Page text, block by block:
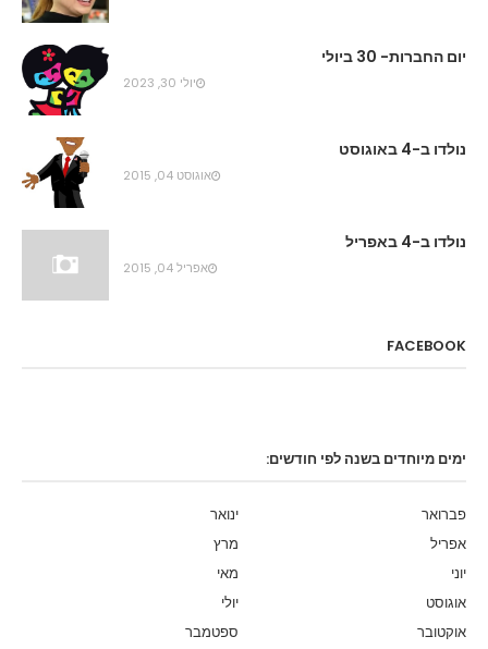
יום החברות- 30 ביולי
יולי 30, 2023
נולדו ב-4 באוגוסט
אוגוסט 04, 2015
נולדו ב-4 באפריל
אפריל 04, 2015
FACEBOOK
ימים מיוחדים בשנה לפי חודשים:
ינואר
פברואר
מרץ
אפריל
מאי
יוני
יולי
אוגוסט
ספטמבר
אוקטובר